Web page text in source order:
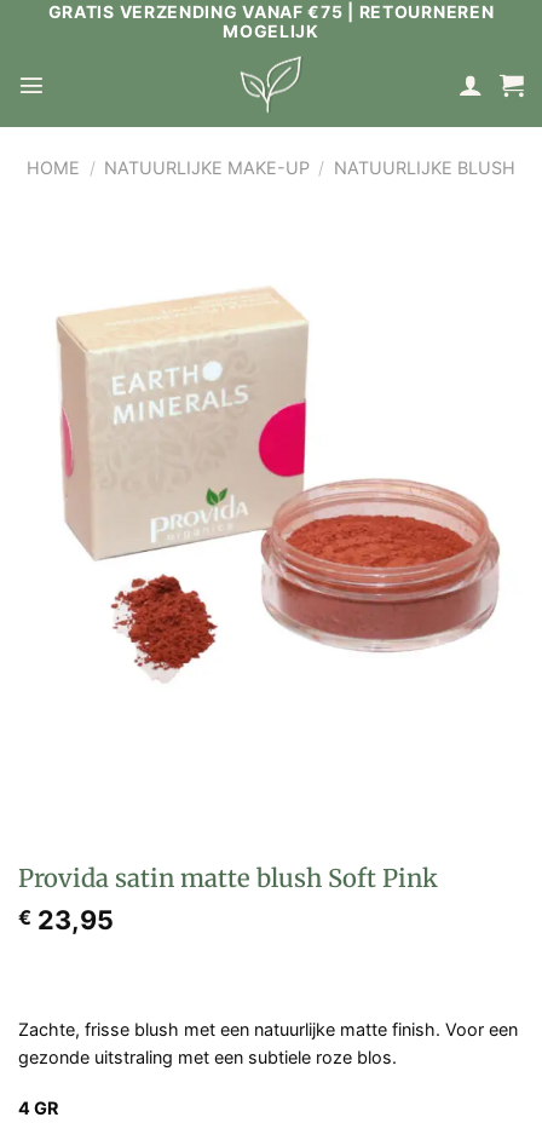
GRATIS VERZENDING VANAF €75 | RETOURNEREN
MOGELIJK
HOME / NATUURLIJKE MAKE-UP / NATUURLIJKE BLUSH
Provida satin matte blush Soft Pink
€ 23,95
Zachte, frisse blush met een natuurlijke matte finish. Voor een
gezonde uitstraling met een subtiele roze blos.
4 GR